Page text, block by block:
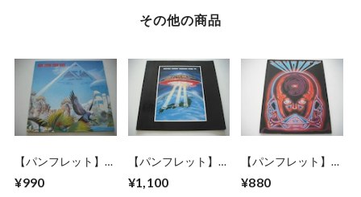
その他の商品
【パンフレット】
ASIA / 1983 JAPAN
TOUR
¥990
【パンフレット】
BOSTON / CHERRY
BLOSSOM TOUR
¥1,100
【パンフレット】
JOURNEY / 1983
JAPAN TOUR
¥880